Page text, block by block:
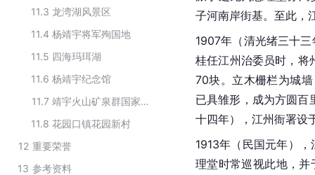
11.3 龙湾湖风景区
11.4 杨靖宇将军殉国地
11.5 四海玛珥湖
11.6 杨靖宇纪念馆
11.7
靖宇火山矿泉群国家地质公园
11.8 花园口镇花园新村
12 重要荣誉
13 参考资料
子河南岸街基。至此，
1907年（清光绪三十
桂任江州治委员时，将
70块。立木栅栏为城
已具雏形，成为方圆百
十四年），江州衙署设
1913年（民国元年）
理堂时常巡视此地，并